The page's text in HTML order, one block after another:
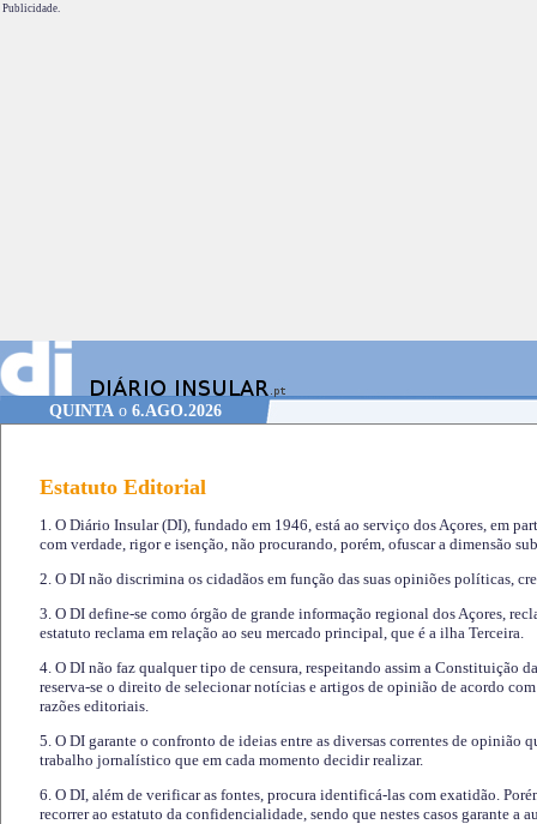
Publicidade.
QUINTAo 6.AGO.2026
Estatuto Editorial
1. O Diário Insular (DI), fundado em 1946, está ao serviço dos Açores, em
com verdade, rigor e isenção, não procurando, porém, ofuscar a dimensão
2. O DI não discrimina os cidadãos em função das suas opiniões políticas,
3. O DI define-se como órgão de grande informação regional dos Açores,
estatuto reclama em relação ao seu mercado principal, que é a ilha Terceira.
4. O DI não faz qualquer tipo de censura, respeitando assim a Constituição
reserva-se o direito de selecionar notícias e artigos de opinião de acordo
razões editoriais.
5. O DI garante o confronto de ideias entre as diversas correntes de opinião
trabalho jornalístico que em cada momento decidir realizar.
6. O DI, além de verificar as fontes, procura identificá-las com exatidão.
recorrer ao estatuto da confidencialidade, sendo que nestes casos garante a